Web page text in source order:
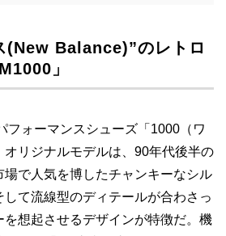
(New Balance)”のレトロ
」
フォーマンスシューズ「1000（ワ
オリジナルモデルは、90年代後半の
場で人気を博したチャンキーなシル
て流線型のディテールが合わさっ
想起させるデザインが特徴だ。機